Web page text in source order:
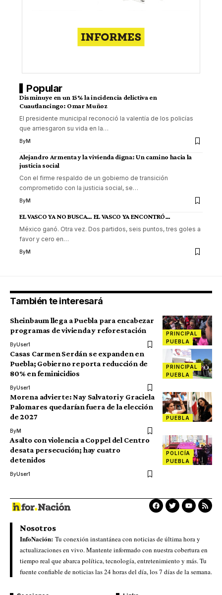
Popular
Disminuye en un 15% la incidencia delictiva en
Cuautlancingo: Omar Muñoz
El presidente municipal reconoció la valentía de los policías
que arriesgaron su vida en la…
ByM
Alejandro Armenta y la vivienda digna: Un camino hacia la
justicia social
Con el firme respaldo de un gobierno de transición
comprometido con la justicia social, se…
ByM
EL VASCO YA NO BUSCA… EL VASCO YA ENCONTRÓ…
México ganó. Otra vez. Dos partidos, seis puntos, tres goles a
favor y cero en…
ByM
También te interesará
PRINCIPAL
PUEBLA
Sheinbaum llega a Puebla para encabezar
programas de vivienda y reforestación
ByUser1
PRINCIPAL
PUEBLA
Casas Carmen Serdán se expanden en
Puebla; Gobierno reporta reducción de
80% en feminicidios
ByUser1
PUEBLA
Morena advierte: Nay Salvatori y Graciela
Palomares quedarían fuera de la elección
de 2027
ByM
POLICÍA
PUEBLA
Asalto con violencia a Coppel del Centro
desata persecución; hay cuatro
detenidos
ByUser1
Nosotros
InfoNación: Tu conexión instantánea con noticias de última hora y
actualizaciones en vivo. Mantente informado con nuestra cobertura en
tiempo real que abarca política, tecnología, entretenimiento y más. Tu
fuente confiable de noticias las 24 horas del día, los 7 días de la semana.